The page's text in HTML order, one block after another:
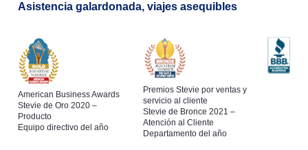
Asistencia galardonada, viajes asequibles
American Business Awards
Stevie de Oro 2020 –
Producto
Equipo directivo del año
Premios Stevie por ventas y
servicio al cliente
Stevie de Bronce 2021 –
Atención al Cliente
Departamento del año